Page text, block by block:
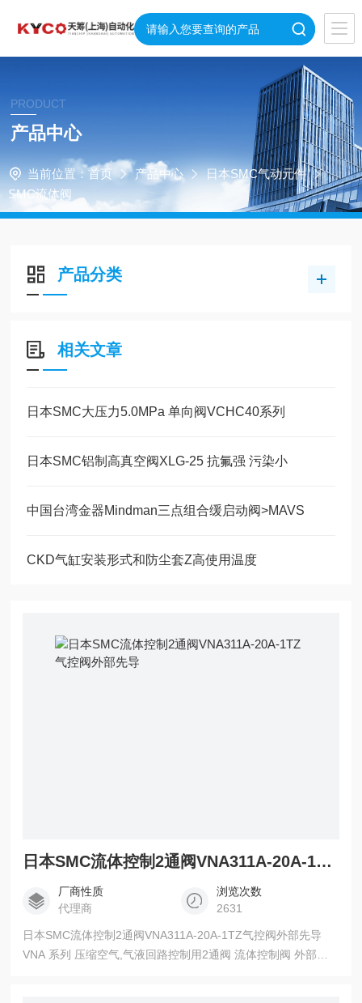
PRODUCT
产品中心
当前位置： 首页 产品中心
日本SMC气动元件
SMC流体阀
产品分类
相关文章
日本SMC大压力5.0MPa 单向阀VCHC40系列
日本SMC铝制高真空阀XLG-25 抗氟强 污染小
中国台湾金器Mindman三点组合缓启动阀>MAVS
CKD气缸安装形式和防尘套Z高使用温度
日本SMC流体控制2通阀VNA311A-20A-1TZ气控阀外部先导
厂商性质
代理商
浏览次数
2631
日本SMC流体控制2通阀VNA311A-20A-1TZ气控阀外部先导
VNA 系列 压缩空气,气液回路控制用2通阀 流体控制阀 外部先